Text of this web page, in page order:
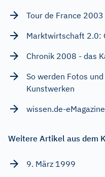
Tour de France 2003
Marktwirtschaft 2.0:
Chronik 2008 - das
So werden Fotos
Kunstwerken
wissen.de-eMagazine
Weitere Artikel aus dem
9. März 1999